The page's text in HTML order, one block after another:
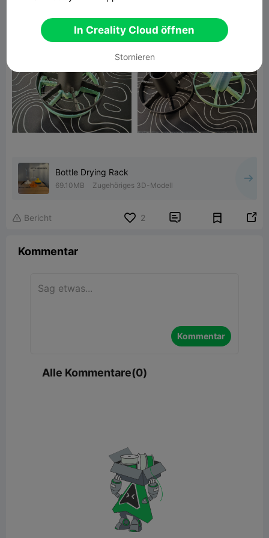
Bottle Drying Rack
69.10MB Zugehöriges 3D-Modell
 Bericht 2  
Kommentar
Kommentar
Alle Kommentare(0)
In Creality Cloud öffnen
Stornieren